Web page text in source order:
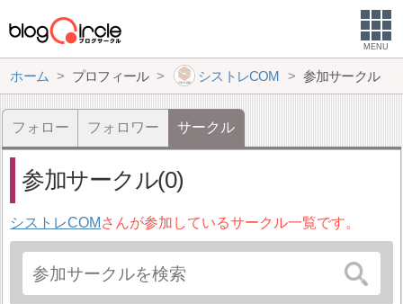
MENU
ホーム プロフィール シストレCOM 参加サークル
フォロー フォロワー サークル
参加サークル(0)
シストレCOM さんが参加しているサークル一覧です。